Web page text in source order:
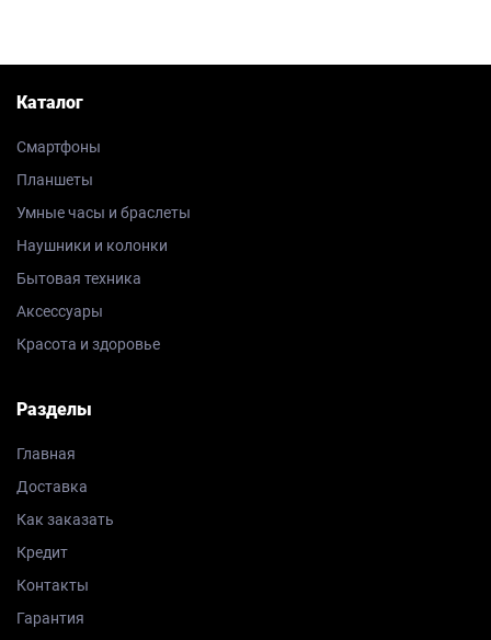
Каталог
Смартфоны
Планшеты
Умные часы и браслеты
Наушники и колонки
Бытовая техника
Аксессуары
Красота и здоровье
Разделы
Главная
Доставка
Как заказать
Кредит
Контакты
Гарантия